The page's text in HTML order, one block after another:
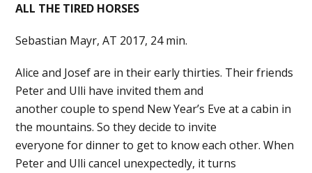
ALL THE TIRED HORSES
Sebastian Mayr, AT 2017, 24 min.
Alice and Josef are in their early thirties. Their friends
Peter and Ulli have invited them and
another couple to spend New Year’s Eve at a cabin in
the mountains. So they decide to invite
everyone for dinner to get to know each other. When
Peter and Ulli cancel unexpectedly, it turns